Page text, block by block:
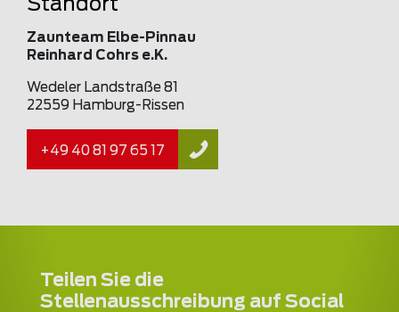
Standort
Zaunteam Elbe-Pinnau
Reinhard Cohrs e.K.
Wedeler Landstraße 81
22559 Hamburg-Rissen
+49 40 81 97 65 17
Teilen Sie die
Stellenausschreibung auf Social